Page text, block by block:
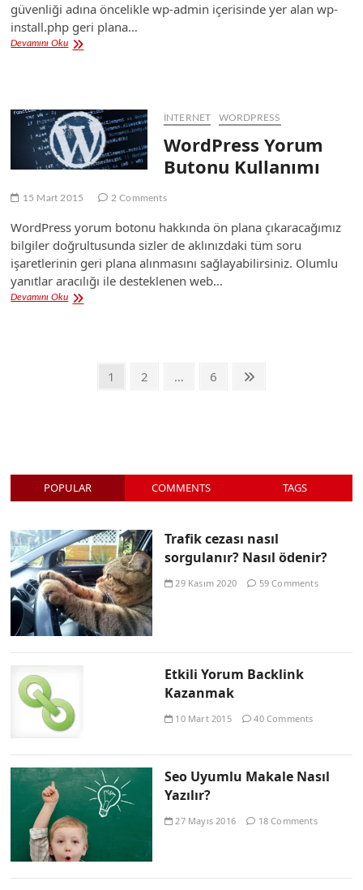
güvenliği adına öncelikle wp-admin içerisinde yer alan wp-
install.php geri plana…
Devamını OkuWordPress
İNTERNET WORDPRESS
WordPress Yorum
Butonu Kullanımı
15 Mart 2015 2 Comments
WordPress yorum botonu hakkında ön plana çıkaracağımız
bilgiler doğrultusunda sizler de aklınızdaki tüm soru
işaretlerinin geri plana alınmasını sağlayabilirsiniz. Olumlu
yanıtlar aracılığı ile desteklenen web…
Devamını OkuWordPress
Page
1 Page
2 … Page
6
Next
POPULAR COMMENTS TAGS
Trafik cezası nasıl
sorgulanır? Nasıl ödenir?
29 Kasım 2020 59 Comments
Etkili Yorum Backlink
Kazanmak
10 Mart 2015 40 Comments
Seo Uyumlu Makale Nasıl
Yazılır?
27 Mayıs 2016 18 Comments